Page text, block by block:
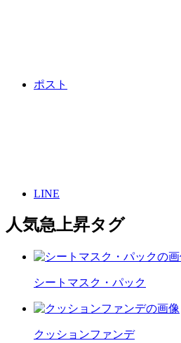
ポスト
LINE
人気急上昇タグ
シートマスク・パック
クッションファンデ